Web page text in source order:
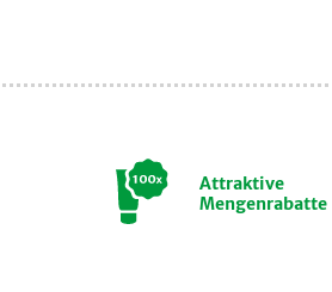
Attraktive
Mengenrabatte